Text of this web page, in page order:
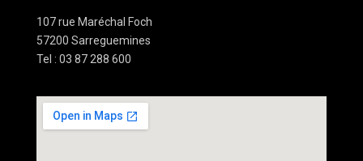
107 rue Maréchal Foch
57200 Sarreguemines
Tel : 03 87 288 600